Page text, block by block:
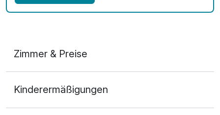
Zimmer & Preise
2 Erwachsene
Kinderermäßigungen